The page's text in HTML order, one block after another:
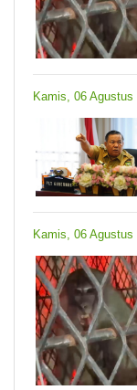
Kamis, 06 Agustus
Kamis, 06 Agustus